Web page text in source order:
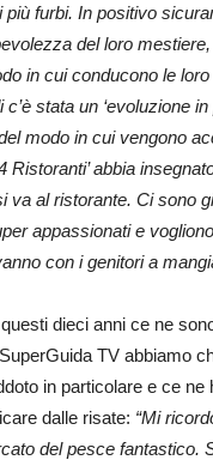
più furbi. In positivo
del loro
in cui conducono le
stata un ‘evoluzione
modo in cui vengono
Ristoranti’ abbia
va al ristorante. Ci sono
appassionati e
con i genitori a
dieci anni ce ne
TV abbiamo
in particolare e ce ne
dalle risate: “Mi
del pesce fantastico.